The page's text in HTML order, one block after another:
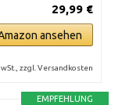
29,99 €
ansehen
zzgl. Versandkosten
EMPFEHLUNG